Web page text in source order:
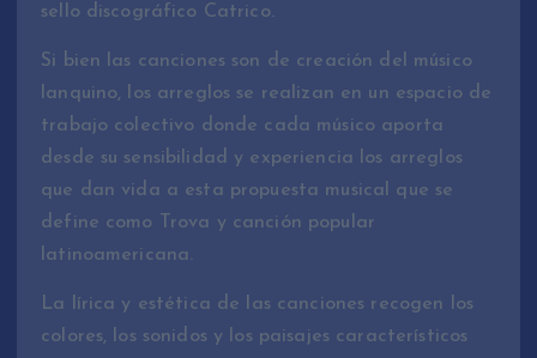
sello discográfico Catrico.
Si bien las canciones son de creación del músico
lanquino, los arreglos se realizan en un espacio de
trabajo colectivo donde cada músico aporta
desde su sensibilidad y experiencia los arreglos
que dan vida a esta propuesta musical que se
define como Trova y canción popular
latinoamericana.
La lírica y estética de las canciones recogen los
colores, los sonidos y los paisajes característicos